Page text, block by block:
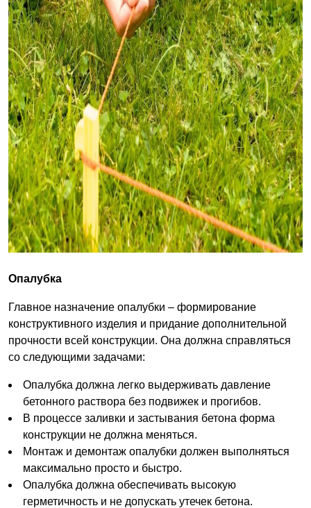
Опалубка
Главное назначение опалубки – формирование
конструктивного изделия и придание дополнительной
прочности всей конструкции. Она должна справляться
со следующими задачами:
Опалубка должна легко выдерживать давление
бетонного раствора без подвижек и прогибов.
В процессе заливки и застывания бетона форма
конструкции не должна меняться.
Монтаж и демонтаж опалубки должен выполняться
максимально просто и быстро.
Опалубка должна обеспечивать высокую
герметичность и не допускать утечек бетона.